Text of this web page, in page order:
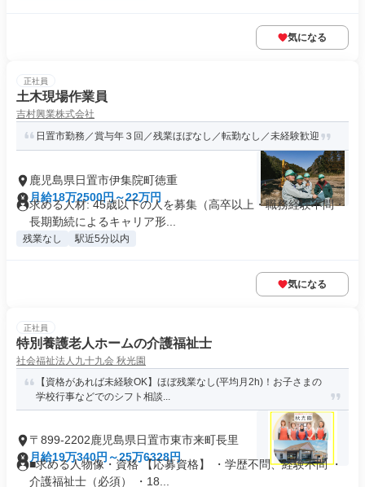
気になる
正社員
土木現場作業員
吉村興業株式会社
日置市勤務／賞与年３回／残業ほぼなし／転勤なし／未経験歓迎
鹿児島県日置市伊集院町徳重
月給18万2500円～22万円
求める人材: 45歳以下の人を募集（高卒以上・職務経験不問・
長期勤続によるキャリア形...
残業なし 駅近5分以内
気になる
正社員
特別養護老人ホームの介護福祉士
社会福祉法人九十九会 秋光園
【資格があれば未経験OK】ほぼ残業なし(平均月2h)！お子さまの
学校行事などでのシフト相談...
〒899-2202鹿児島県日置市東市来町長里
月給19万340円～25万6328円
■求める人物像・資格 【応募資格】 ・学歴不問、経験不問 ・
介護福祉士（必須） ・18...